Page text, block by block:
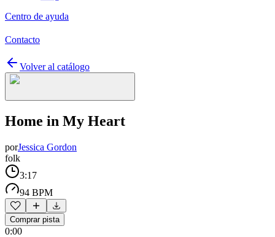
Centro de ayuda
Contacto
Volver al catálogo
Home in My Heart
porJessica Gordon
folk
3:17
94 BPM
Comprar pista
0:00